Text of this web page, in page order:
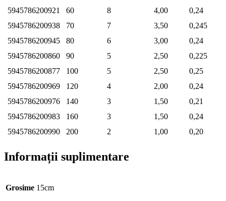
5945786200921
60 8 4,00
0,24
5945786200938
70 7 3,50
0,245
5945786200945
80 6 3,00
0,24
5945786200860
90 5 2,50
0,225
5945786200877
100 5 2,50
0,25
5945786200969
120 4 2,00
0,24
5945786200976
140 3 1,50
0,21
5945786200983
160 3 1,50
0,24
5945786200990
200 2 1,00 0,20
Informații suplimentare
Grosime 15cm